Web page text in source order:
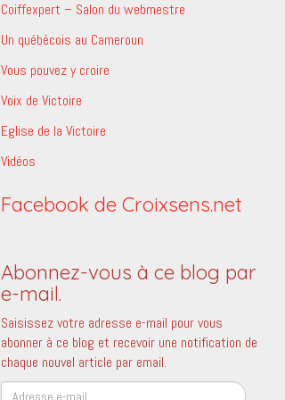
Coiffexpert – Salon du webmestre
Un québécois au Cameroun
Vous pouvez y croire
Voix de Victoire
Eglise de la Victoire
Vidéos
Facebook de Croixsens.net
Abonnez-vous à ce blog par
e-mail.
Saisissez votre adresse e-mail pour vous
abonner à ce blog et recevoir une notification de
chaque nouvel article par email.
Adresse